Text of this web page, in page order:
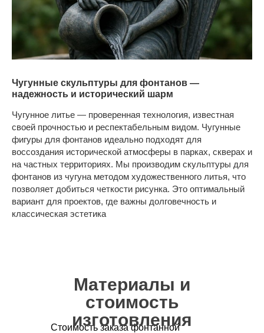
Чугунные скульптуры для фонтанов —
надежность и исторический шарм
Чугунное литье — проверенная технология, известная
своей прочностью и респектабельным видом. Чугунные
фигуры для фонтанов идеально подходят для
воссоздания исторической атмосферы в парках, скверах и
на частных территориях. Мы производим скульптуры для
фонтанов из чугуна методом художественного литья, что
позволяет добиться четкости рисунка. Это оптимальный
вариант для проектов, где важны долговечность и
классическая эстетика
Стоимость заказа фонтанной
Материалы и
стоимость
изготовления